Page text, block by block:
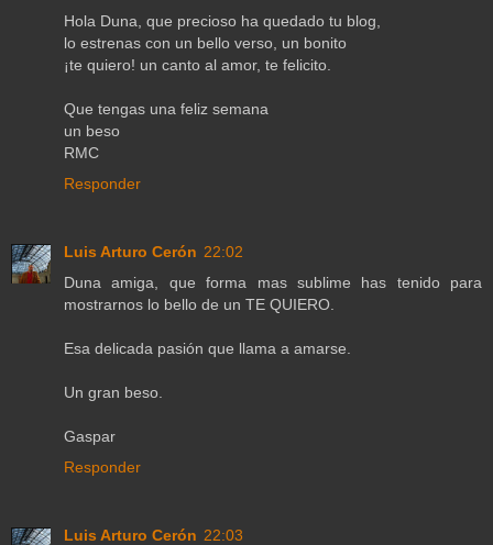
Hola Duna, que precioso ha quedado tu blog,
lo estrenas con un bello verso, un bonito
¡te quiero! un canto al amor, te felicito.
Que tengas una feliz semana
un beso
RMC
Responder
Luis Arturo Cerón 22:02
Duna amiga, que forma mas sublime has tenido para
mostrarnos lo bello de un TE QUIERO.
Esa delicada pasión que llama a amarse.
Un gran beso.
Gaspar
Responder
Luis Arturo Cerón 22:03